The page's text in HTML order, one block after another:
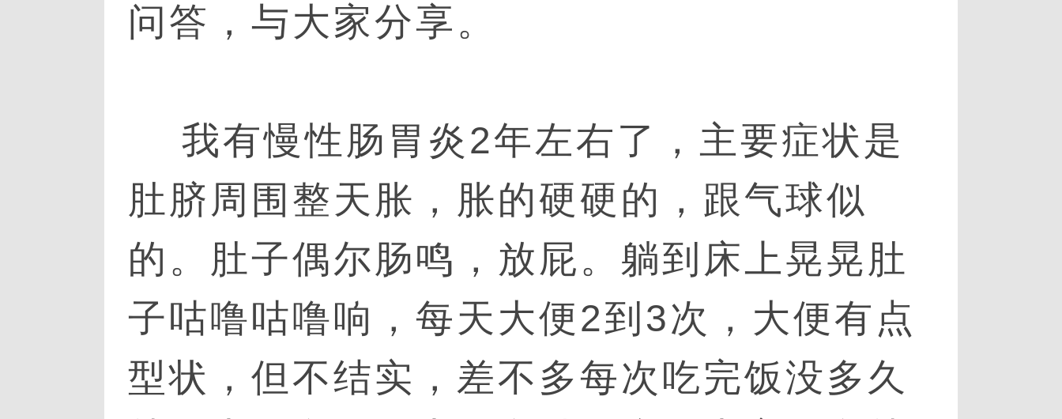
问答，与大家分享。
我有慢性肠胃炎2年左右了，主要症状是
肚脐周围整天胀，胀的硬硬的，跟气球似
的。肚子偶尔肠鸣，放屁。躺到床上晃晃肚
子咕噜咕噜响，每天大便2到3次，大便有点
型状，但不结实，差不多每次吃完饭没多久